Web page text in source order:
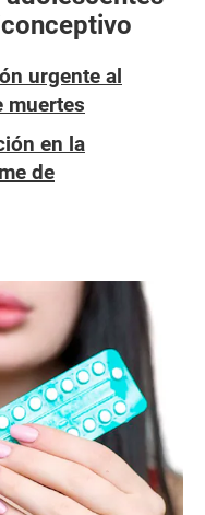
urgente al
muertes
en la
de